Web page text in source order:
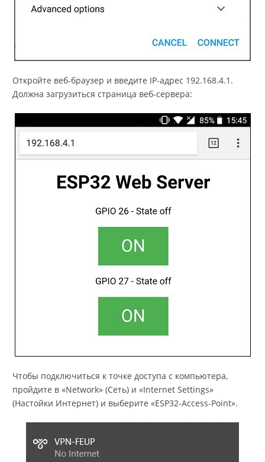
Откройте веб-браузер и введите IP-адрес 192.168.4.1.
Должна загрузиться страница веб-сервера:
Чтобы подключиться к точке доступа с компьютера,
пройдите в «Network» (Сеть) и «Internet Settings»
(Настойки Интернет) и выберите «ESP32-Access-Point».